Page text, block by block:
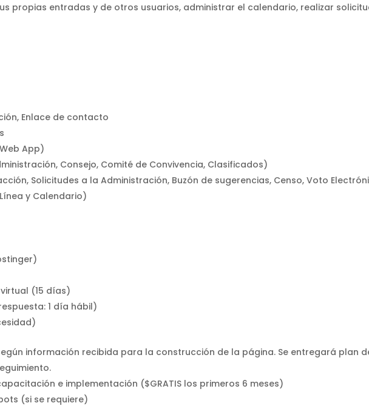
propias entradas y de otros usuarios, administrar el calendario, realizar
Enlace de contacto
App)
Consejo, Comité de Convivencia, Clasificados)
Solicitudes a la Administración, Buzón de sugerencias, Censo, Voto
y Calendario)
(15 días)
1 día hábil)
información recibida para la construcción de la página. Se entregará plan
e implementación ($GRATIS los primeros 6 meses)
(si se requiere)